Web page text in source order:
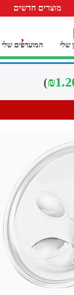
מוצרים חדשים
שלי המועדפים שלי
₪
)